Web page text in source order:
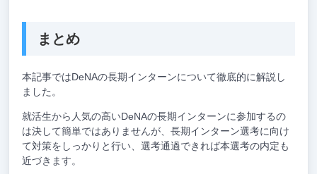
まとめ
本記事ではDeNAの長期インターンについて徹底的に解説し
ました。
就活生から人気の高いDeNAの長期インターンに参加するの
は決して簡単ではありませんが、長期インターン選考に向け
て対策をしっかりと行い、選考通過できれば本選考の内定も
近づきます。